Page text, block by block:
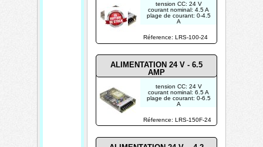
ALIMENTATION 24 V - 6.5
AMP
Réference: LRS-100-24
Réference: LRS-150F-24
tension CC: 24 V
courant nominal: 4.5 A
plage de courant: 0-4.5
A
POUR USAGE
tension CC: 24 V
courant nominal: 6.5 A
plage de courant: 0-6.5
A
POUR USAGE